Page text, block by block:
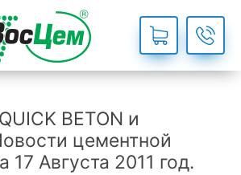
BETON и
цементной
17 Августа 2011 год.